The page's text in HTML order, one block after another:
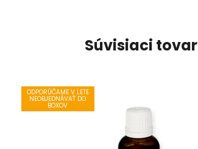
Súvisiaci tovar
ODPORÚČAME V LETE
NEOBJEDNÁVAŤ DO
BOXOV